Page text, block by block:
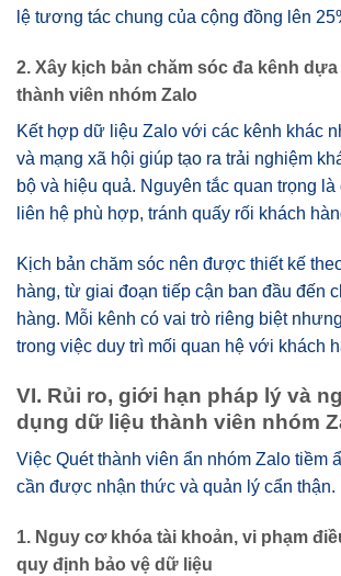
lệ tương tác chung của cộng đồng lên
2. Xây kịch bản chăm sóc đa kênh
thành viên nhóm Zalo
Kết hợp dữ liệu Zalo với các kênh khác
và mạng xã hội giúp tạo ra trải nghiệm
bộ và hiệu quả. Nguyên tắc quan trọng
liên hệ phù hợp, tránh quấy rối khách
Kịch bản chăm sóc nên được thiết kế
hàng, từ giai đoạn tiếp cận ban đầu đến
hàng. Mỗi kênh có vai trò riêng biệt
trong việc duy trì mối quan hệ với khách
VI. Rủi ro, giới hạn pháp lý và
dụng dữ liệu thành viên nhóm
Việc Quét thành viên ẩn nhóm Zalo tiềm
cần được nhận thức và quản lý cẩn thận.
1. Nguy cơ khóa tài khoản, vi phạm
quy định bảo vệ dữ liệu